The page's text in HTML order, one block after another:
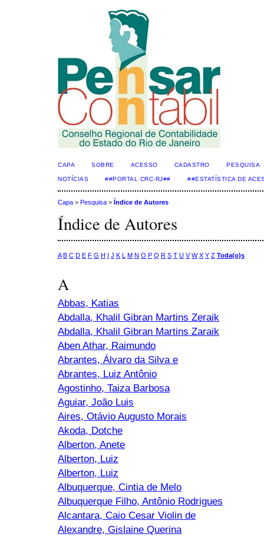
CAPA SOBRE ACESSO CADASTRO PESQUISA
NOTÍCIAS ##PORTAL CRC-RJ## ##ESTATÍSTICA DE
Capa > Pesquisa > Índice de Autores
Índice de Autores
A B C D E F G H I J K L M N O P Q R S T U V W X Y Z Toda(o)s
A
Abbas, Katias
Abdalla, Khalil Gibran Martins Zeraik
Abdalla, Khalil Gibran Martins Zaraik
Aben Athar, Raimundo
Abrantes, Álvaro da Silva e
Abrantes, Luiz Antônio
Agostinho, Taiza Barbosa
Aguiar, João Luis
Aires, Otávio Augusto Morais
Akoda, Dotche
Alberton, Anete
Alberton, Luiz
Alberton, Luiz
Albuquerque, Cintia de Melo
Albuquerque Filho, Antônio Rodrigues
Alcantara, Caio Cesar Violin de
Alexandre, Gislaine Querina